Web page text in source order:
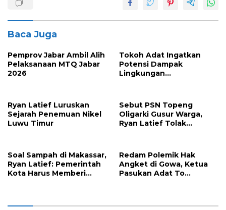
Baca Juga
Pemprov Jabar Ambil Alih
Pelaksanaan MTQ Jabar
2026
Tokoh Adat Ingatkan
Potensi Dampak
Lingkungan
Luwu Timur
Ryan Latief Luruskan
Sejarah Penemuan Nikel
Luwu Timur
Sebut PSN Topeng
Oligarki Gusur Warga,
Ryan Latief Tolak
Soal Sampah di Makassar,
Ryan Latief: Pemerintah
Kota Harus Memberi
Redam Polemik Hak
Angket di Gowa, Ketua
Pasukan Adat To